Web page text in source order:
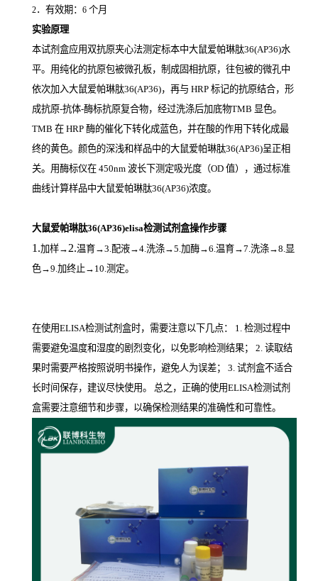
2．有效期： 6 个月
实验原理
本试剂盒应用双抗原夹心法测定标本中大鼠爱帕琳肽36(AP36)水
平。用纯化的抗原包被微孔板，制成固相抗原，往包被的微孔中
依次加入大鼠爱帕琳肽36(AP36)，再与 HRP 标记的抗原结合，形
成抗原-抗体-酶标抗原复合物，经过洗涤后加底物TMB 显色。
TMB 在 HRP 酶的催化下转化成蓝色，并在酸的作用下转化成最
终的黄色。颜色的深浅和样品中的大鼠爱帕琳肽36(AP36)呈正相
关。用酶标仪在 450nm 波长下测定吸光度（OD 值），通过标准
曲线计算样品中大鼠爱帕琳肽36(AP36)浓度。
大鼠爱帕琳肽36(AP36)elisa检测试剂盒操作步骤
1.加样→ 2.温育→3.配液→4.洗涤→5.加酶→6.温育→7.洗涤→8.显
色→9.加终止→10.测定。
在使用ELISA检测试剂盒时，需要注意以下几点： 1. 检测过程中
需要避免温度和湿度的剧烈变化，以免影响检测结果； 2. 读取结
果时需要严格按照说明书操作，避免人为误差； 3. 试剂盒不适合
长时间保存，建议尽快使用。 总之，正确的使用ELISA检测试剂
盒需要注意细节和步骤，以确保检测结果的准确性和可靠性。